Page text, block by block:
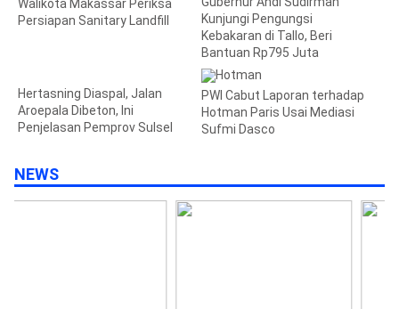
Walikota Makassar Periksa
Persiapan Sanitary Landfill
Kunjungi Pengungsi
Kebakaran di Tallo, Beri
Bantuan Rp795 Juta
Hertasning Diaspal, Jalan
Aroepala Dibeton, Ini
Penjelasan Pemprov Sulsel
PWI Cabut Laporan terhadap
Hotman Paris Usai Mediasi
Sufmi Dasco
NEWS